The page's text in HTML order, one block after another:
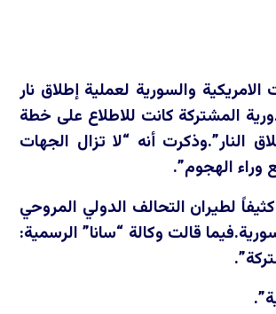
والسورية لعملية إطلاق نار
المشتركة كانت للاطلاع على خطة
أنه “لا تزال الجهات
وراء الهجوم”.
لطيران التحالف الدولي المروحي
قالت وكالة “سانا” الرسمية: